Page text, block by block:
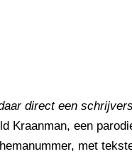
direct een
Kraanman, een
met